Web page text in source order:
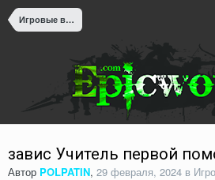
Игровые вопросы
завис Учитель первой
Автор POLPATIN, 29 февраля, 2024 в